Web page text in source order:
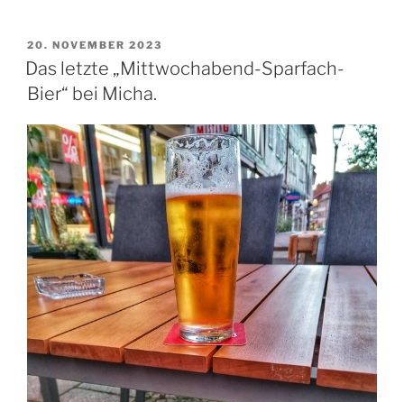
b
o
t
r
VERÖFFENTLICHT
AM
20. NOVEMBER 2023
Das letzte „Mittwochabend-Sparfach-
Bier“ bei Micha.